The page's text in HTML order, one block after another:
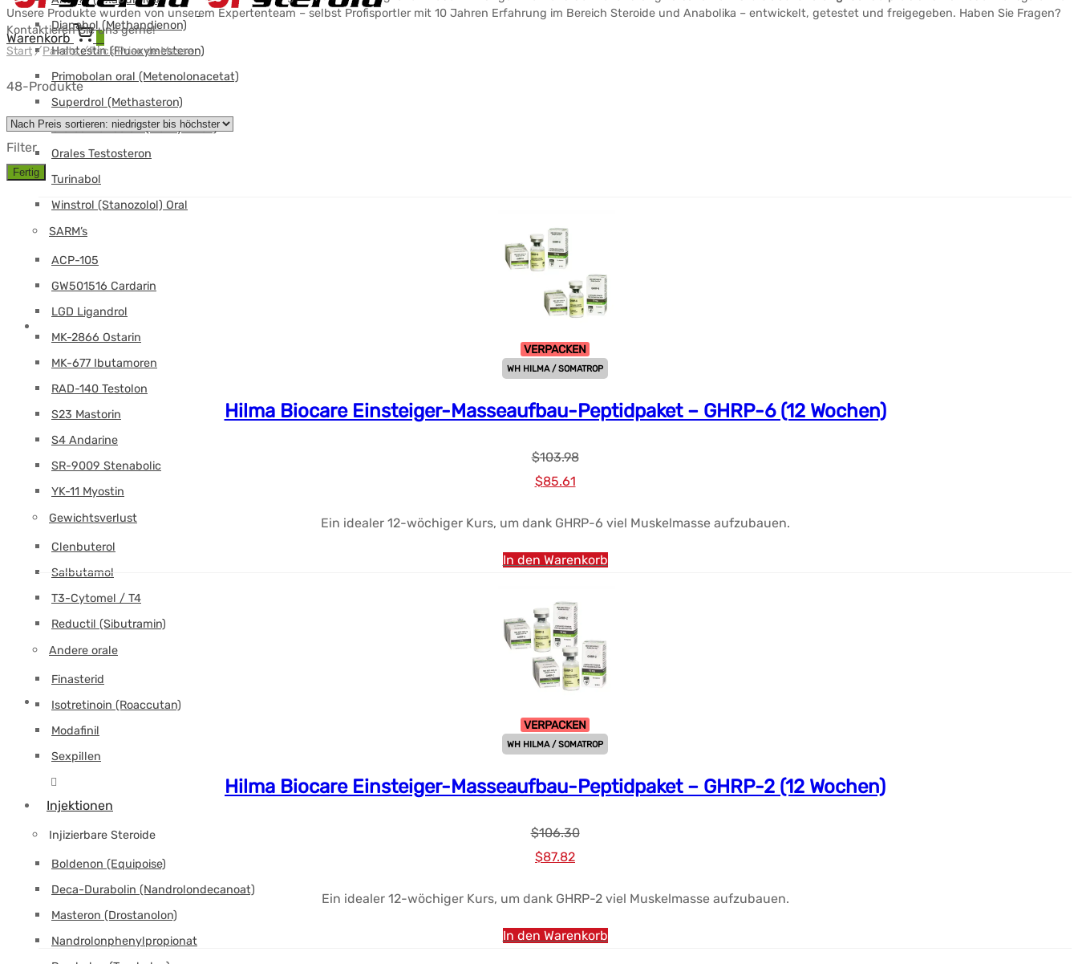
Dianabol (Methandienon)
Halotestin (Fluoxymesteron)
Primobolan oral (Metenolonacetat)
Superdrol (Methasteron)
Orales Trenbolon (Methyl-Tren)
Orales Testosteron
Turinabol
Winstrol (Stanozolol) Oral
SARM’s
ACP-105
GW501516 Cardarin
LGD Ligandrol
MK-2866 Ostarin
MK-677 Ibutamoren
RAD-140 Testolon
S23 Mastorin
S4 Andarine
SR-9009 Stenabolic
YK-11 Myostin
Gewichtsverlust
Clenbuterol
Salbutamol
T3-Cytomel / T4
Reductil (Sibutramin)
Andere orale
Finasterid
Isotretinoin (Roaccutan)
Modafinil
Sexpillen
Injektionen
Injizierbare Steroide
Boldenon (Equipoise)
Deca-Durabolin (Nandrolondecanoat)
Masteron (Drostanolon)
Nandrolonphenylpropionat
Warenkorb 0
Unsere Produkte wurden von unserem Expertenteam – selbst Profisportler mit 10 Jahren Erfahrung im Bereich Steroide und Anabolika – entwickelt, getestet und freigegeben. Haben Sie Fragen?
Kontaktieren Sie uns gerne!
Start / Pakete/Pack Prise de Masse
48-Produkte
Filter
Fertig
VERPACKEN
WH HILMA / SOMATROP
Hilma Biocare Einsteiger-Masseaufbau-Peptidpaket – GHRP-6 (12 Wochen)
$103.98
Ursprünglicher
war:
$103.98.
$85.61Aktueller
$85.61.
Ein idealer 12-wöchiger Kurs, um dank GHRP-6 viel Muskelmasse aufzubauen.
In den Warenkorb
VERPACKEN
WH HILMA / SOMATROP
Hilma Biocare Einsteiger-Masseaufbau-Peptidpaket – GHRP-2 (12 Wochen)
$106.30
Ursprünglicher
war:
$106.30.
$87.82Aktueller
$87.82.
Ein idealer 12-wöchiger Kurs, um dank GHRP-2 viel Muskelmasse aufzubauen.
In den Warenkorb